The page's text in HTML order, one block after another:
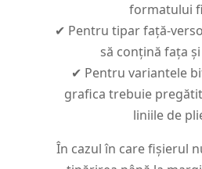
formatului
✔ Pentru tipar față-
să conțină fața
✔ Pentru variantele
grafica trebuie
liniile de
În cazul în care fișierul